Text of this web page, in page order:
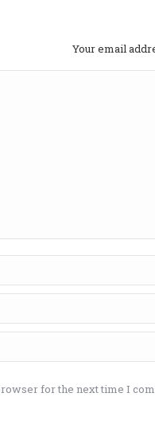
Your email
for the next time I